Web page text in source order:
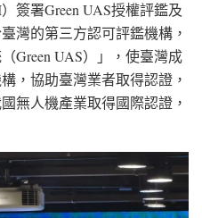
簽署Green UAS授權評鑑及
灣的第三方認可評鑑機構，
Green UAS）」，使臺灣成
，協助臺灣業者取得認證，
無人機產業取得國際認證，